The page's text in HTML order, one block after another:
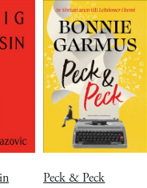
Peck & Peck